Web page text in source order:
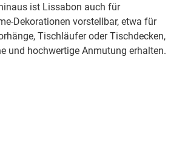
ist Lissabon auch für
Dekorationen vorstellbar, etwa für
Tischläufer oder Tischdecken,
und hochwertige Anmutung erhalten.